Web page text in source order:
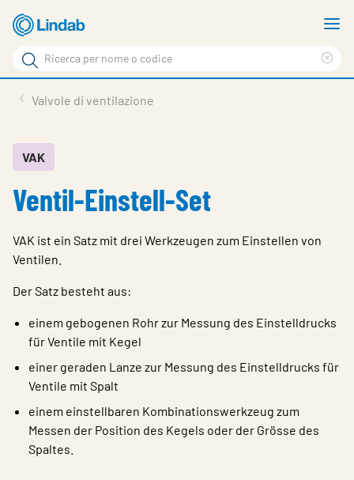
Log
visionare
Cerca
Cerca
Su Lindab
Su Tecnovent
Download
Log in
Scegliere la lingua
Valvole di ventilazione
VAK
Ventil-Einstell-Set
VAK ist ein Satz mit drei Werkzeugen zum Einstellen von
Ventilen.
Der Satz besteht aus:
einem gebogenen Rohr zur Messung des Einstelldrucks
für Ventile mit Kegel
einer geraden Lanze zur Messung des Einstelldrucks für
Ventile mit Spalt
einem einstellbaren Kombinationswerkzeug zum
Messen der Position des Kegels oder der Grösse des
Spaltes.